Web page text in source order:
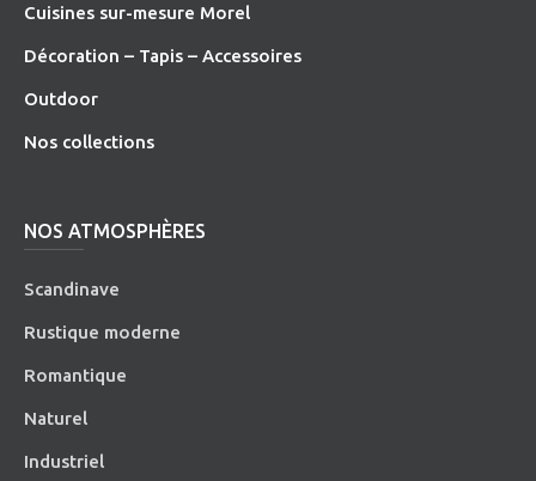
Cuisines sur-mesure Morel
Décoration – Tapis – Accessoires
Outdoor
Nos collections
NOS ATMOSPHÈRES
Scandinave
Rustique moderne
Romantique
Naturel
Industriel